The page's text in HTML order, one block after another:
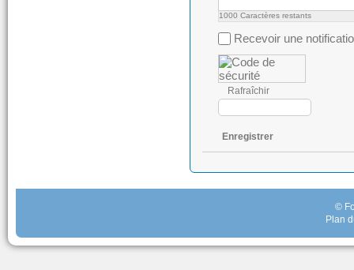
1000 Caractères restants
Recevoir une
Rafraîchir
Enregistrer
©
Plan